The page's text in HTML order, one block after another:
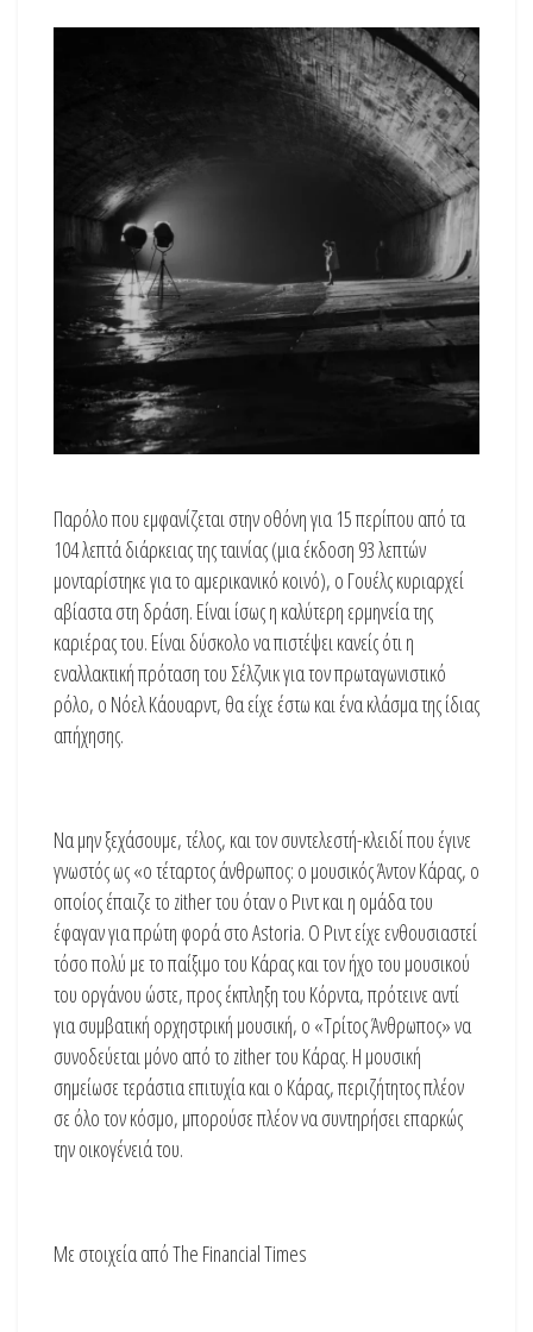
Παρόλο που εμφανίζεται στην οθόνη για 15 περίπου από τα
104 λεπτά διάρκειας της ταινίας (μια έκδοση 93 λεπτών
μονταρίστηκε για το αμερικανικό κοινό), ο Γουέλς κυριαρχεί
αβίαστα στη δράση. Είναι ίσως η καλύτερη ερμηνεία της
καριέρας του. Είναι δύσκολο να πιστέψει κανείς ότι η
εναλλακτική πρόταση του Σέλζνικ για τον πρωταγωνιστικό
ρόλο, ο Νόελ Κάουαρντ, θα είχε έστω και ένα κλάσμα της ίδιας
απήχησης.
Να μην ξεχάσουμε, τέλος, και τον συντελεστή-κλειδί που έγινε
γνωστός ως «ο τέταρτος άνθρωπος: ο μουσικός Άντον Κάρας, ο
οποίος έπαιζε το zither του όταν ο Ριντ και η ομάδα του
έφαγαν για πρώτη φορά στο Astoria. Ο Ριντ είχε ενθουσιαστεί
τόσο πολύ με το παίξιμο του Κάρας και τον ήχο του μουσικού
του οργάνου ώστε, προς έκπληξη του Κόρντα, πρότεινε αντί
για συμβατική ορχηστρική μουσική, ο «Τρίτος Άνθρωπος» να
συνοδεύεται μόνο από το zither του Κάρας. Η μουσική
σημείωσε τεράστια επιτυχία και ο Κάρας, περιζήτητος πλέον
σε όλο τον κόσμο, μπορούσε πλέον να συντηρήσει επαρκώς
την οικογένειά του.
Με στοιχεία από The Financial Times